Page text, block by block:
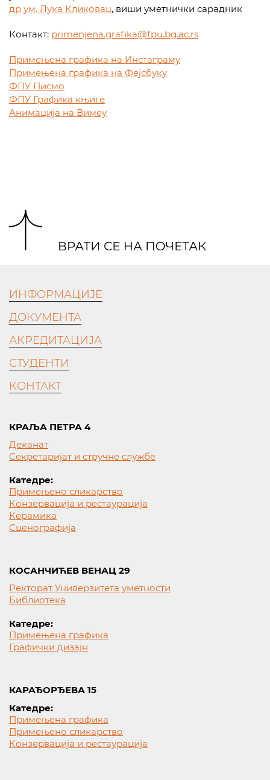
др ум. Лука Кликовац, виши уметнички сарадник
Контакт: primenjena.grafika@fpu.bg.ac.rs
Примењена графика на Инстаграму
Примењена графика на Фејсбуку
ФПУ Писмо
ФПУ Графика књиге
Анимација на Вимеу
ИНФОРМАЦИЈЕ
ДОКУМЕНТА
АКРЕДИТАЦИЈА
СТУДЕНТИ
КОНТАКТ
КРАЉА ПЕТРА 4
Деканат
Секретаријат и стручне службе
Катедре:
Примењено сликарство
Конзервација и рестаурација
Керамика
Сценографија
КОСАНЧИЋЕВ ВЕНАЦ 29
Ректорат Универзитета уметности
Библиотека
Катедре:
Примењена графика
Графички дизајн
КАРАЂОРЂЕВА 15
Катедре:
Примењена графика
Примењено сликарство
Конзервација и рестаурација